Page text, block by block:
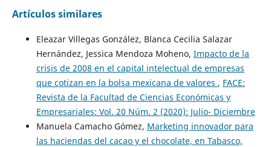
Artículos similares
Eleazar Villegas González, Blanca Cecilia Salazar
Hernández, Jessica Mendoza Moheno, Impacto de la
crisis de 2008 en el capital intelectual de empresas
que cotizan en la bolsa mexicana de valores , FACE:
Revista de la Facultad de Ciencias Económicas y
Empresariales: Vol. 20 Núm. 2 (2020): Julio- Diciembre
Manuela Camacho Gómez, Marketing innovador para
las haciendas del cacao y el chocolate, en Tabasco,